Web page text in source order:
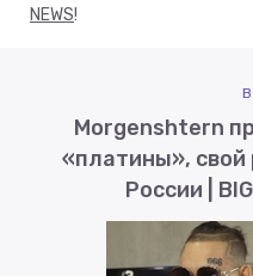
NEWS!
В
Morgenshtern
«платины», свой
России |